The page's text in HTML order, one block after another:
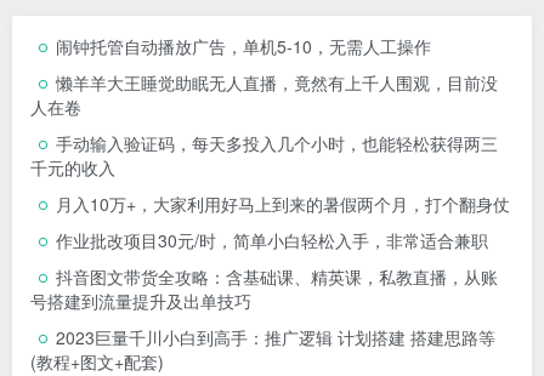
闹钟托管自动播放广告，单机5-10，无需人工操作
懒羊羊大王睡觉助眠无人直播，竟然有上千人围观，目前没
人在卷
手动输入验证码，每天多投入几个小时，也能轻松获得两三
千元的收入
月入10万+，大家利用好马上到来的暑假两个月，打个翻身仗
作业批改项目30元/时，简单小白轻松入手，非常适合兼职
抖音图文带货全攻略：含基础课、精英课，私教直播，从账
号搭建到流量提升及出单技巧
2023巨量千川小白到高手：推广逻辑 计划搭建 搭建思路等
(教程+图文+配套)